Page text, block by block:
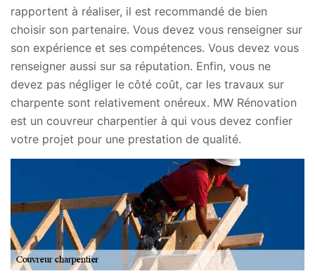
rapportent à réaliser, il est recommandé de bien
choisir son partenaire. Vous devez vous renseigner sur
son expérience et ses compétences. Vous devez vous
renseigner aussi sur sa réputation. Enfin, vous ne
devez pas négliger le côté coût, car les travaux sur
charpente sont relativement onéreux. MW Rénovation
est un couvreur charpentier à qui vous devez confier
votre projet pour une prestation de qualité.